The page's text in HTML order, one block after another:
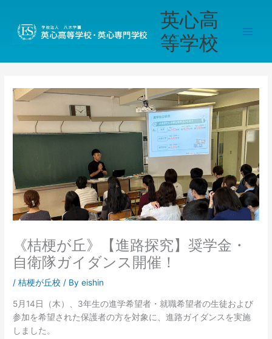
英心高
等学校
《桔梗が丘》【進路探究】奨学金・
自衛隊ガイダンス開催！
/桔梗が丘校 / Byeishin
5月14日（木）、3年生の進学希望者・就職希望者の生徒および
参加を希望された保護者の方を対象に、進路ガイダンスを実施
しました。